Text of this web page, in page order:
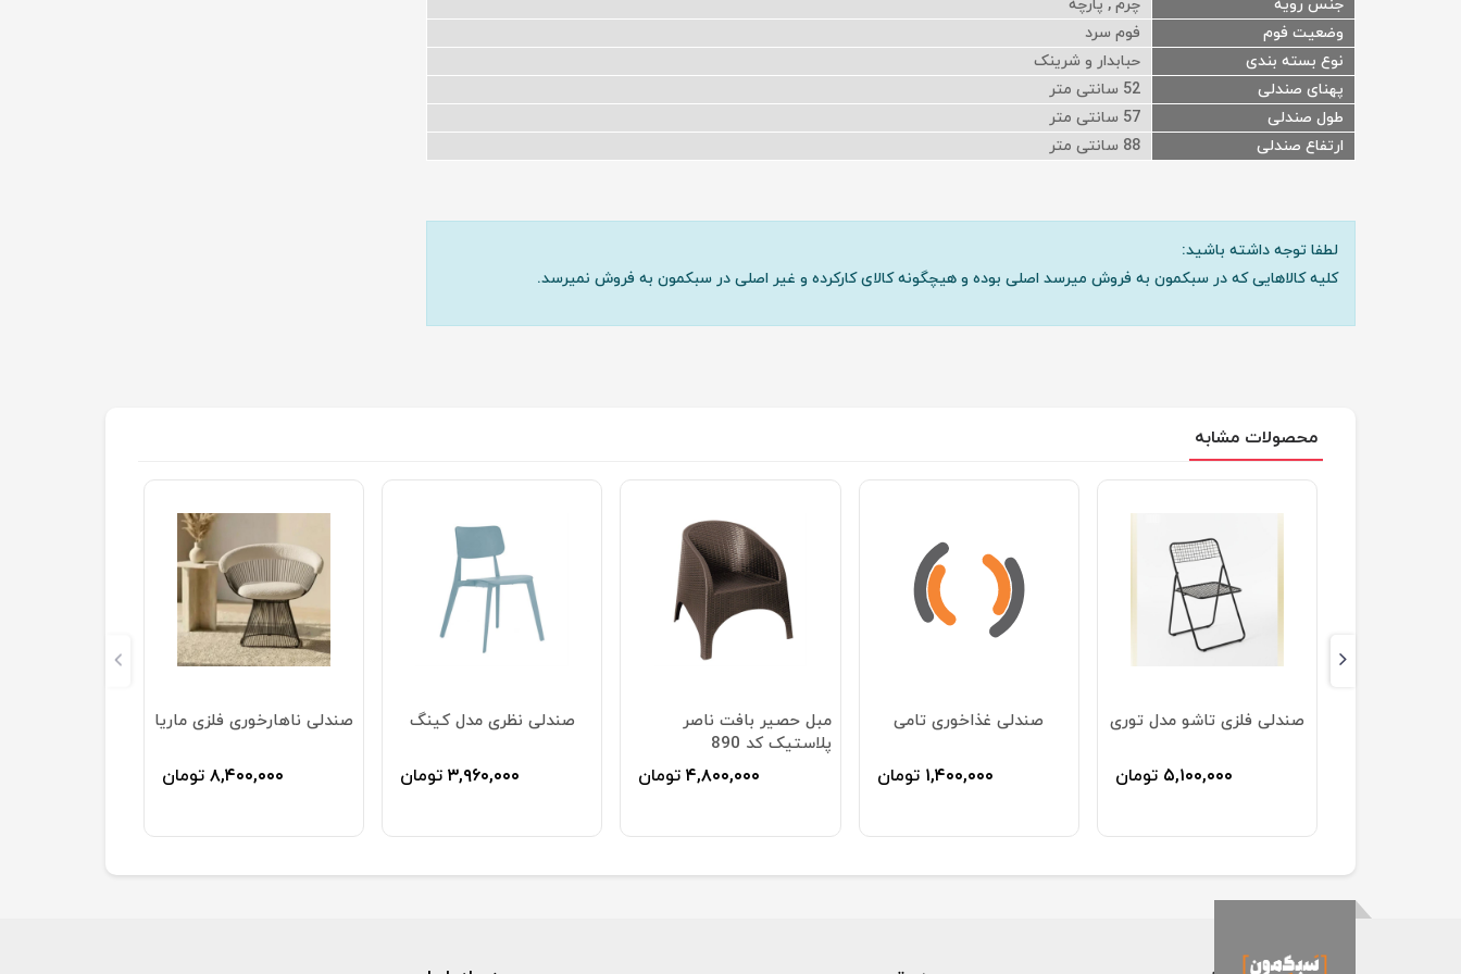
جنس رویه
چرم , پارچه
وضعیت فوم
فوم سرد
نوع بسته بندی
حبابدار و شرینک
پهنای صندلی
52 سانتی متر
طول صندلی
57 سانتی متر
ارتفاع صندلی
88 سانتی متر
لطفا توجه داشته باشید:
کلیه کالاهایی که در سبکمون به فروش میرسد اصلی بوده و هیچگونه کالای کارکرده و غیر اصلی در سبکمون به فروش نمیرسد.
محصولات مشابه
صندلی ناهارخوری فلزی ماریا
۸,۴۰۰,۰۰۰ تومان
صندلی نظری مدل کینگ
۳,۹۶۰,۰۰۰ تومان
مبل حصیر بافت ناصر
پلاستیک کد 890
۴,۸۰۰,۰۰۰ تومان
صندلی غذاخوری تامی
۱,۴۰۰,۰۰۰ تومان
صندلی فلزی تاشو مدل توری
۵,۱۰۰,۰۰۰ تومان